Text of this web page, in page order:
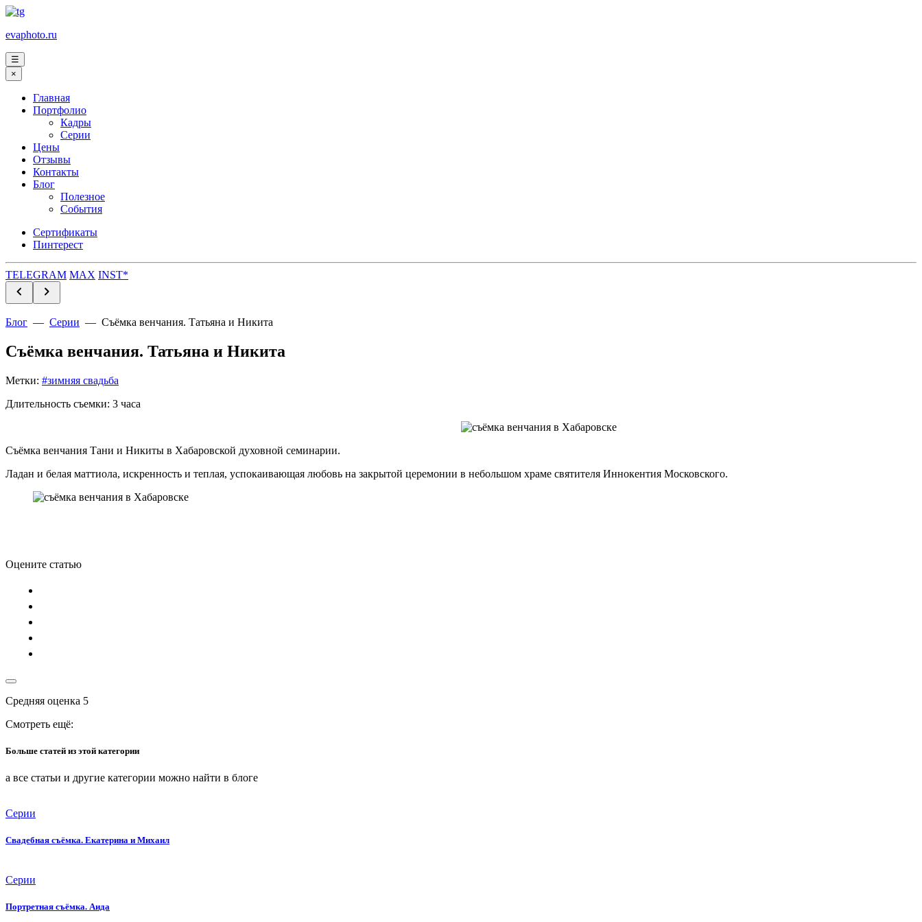
evaphoto.ru
☰
×
Главная
Портфолио
Кадры
Серии
Цены
Отзывы
Контакты
Блог
Полезное
События
Сертификаты
Пинтерест
TELEGRAM MAX INST*
Блог — Серии — Съёмка венчания. Татьяна и Никита
Съёмка венчания. Татьяна и Никита
Метки: #зимняя свадьба
Длительность съемки: 3 часа
Съёмка венчания Тани и Никиты в Хабаровской духовной семинарии.
Ладан и белая маттиола, искренность и теплая, успокаивающая любовь на закрытой церемонии в небольшом храме святителя Иннокентия Московского.
Оцените статью
Средняя оценка 5
Смотреть ещё:
Больше статей из этой категории
а все статьи и другие категории можно найти в блоге
Серии
Свадебная съёмка. Екатерина и Михаил
Серии
Портретная съёмка. Аида